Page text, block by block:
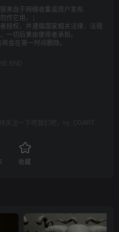
来自于网络收集或用户发布.
作它用，；
授权，并遵循国家相关法律、法规
一切后果由使用者承担。
会在第一时间删除。
END
关注一下吧我们吧，by_CGART
收藏